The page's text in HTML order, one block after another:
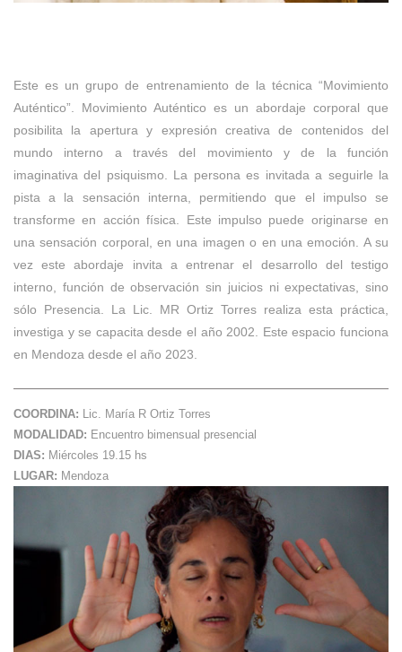
Este es un grupo de entrenamiento de la técnica “Movimiento
Auténtico”. Movimiento Auténtico es un abordaje corporal que
posibilita la apertura y expresión creativa de contenidos del
mundo interno a través del movimiento y de la función
imaginativa del psiquismo. La persona es invitada a seguirle la
pista a la sensación interna, permitiendo que el impulso se
transforme en acción física. Este impulso puede originarse en
una sensación corporal, en una imagen o en una emoción. A su
vez este abordaje invita a entrenar el desarrollo del testigo
interno, función de observación sin juicios ni expectativas, sino
sólo Presencia. La Lic. MR Ortiz Torres realiza esta práctica,
investiga y se capacita desde el año 2002. Este espacio funciona
en Mendoza desde el año 2023.
COORDINA:
Lic. María R Ortiz Torres
MODALIDAD: Encuentro bimensual presencial
DIAS: Miércoles 19.15 hs
LUGAR: Mendoza